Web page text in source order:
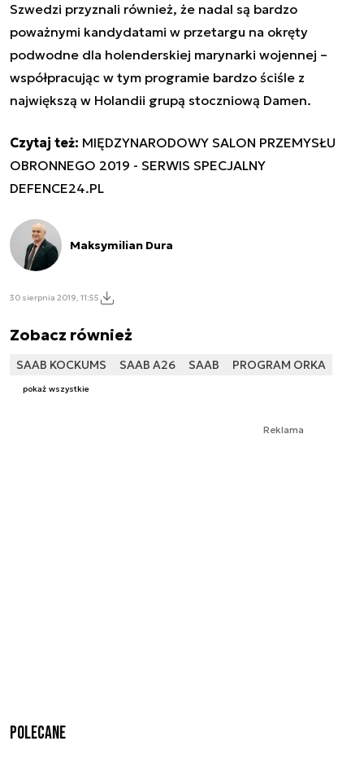
Szwedzi przyznali również, że nadal są bardzo
poważnymi kandydatami w przetargu na okręty
podwodne dla holenderskiej marynarki wojennej –
współpracując w tym programie bardzo ściśle z
największą w Holandii grupą stoczniową Damen.
Czytaj też: MIĘDZYNARODOWY SALON PRZEMYSŁU
OBRONNEGO 2019 - SERWIS SPECJALNY
DEFENCE24.PL
Maksymilian Dura
30 sierpnia 2019, 11:55
Zobacz również
SAAB KOCKUMS SAAB A26 SAAB PROGRAM ORKA
pokaż wszystkie
Reklama
Polecane